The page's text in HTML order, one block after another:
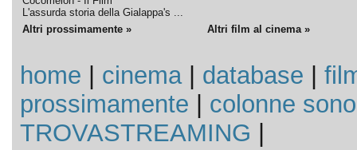
L'assurda storia della Gialappa's ...
Altri prossimamente » Altri film al cinema »
home cinema| database
prossimamente
colonne
TROVASTREAMING